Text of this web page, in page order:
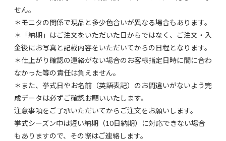
せん。
＊モニタの関係で現品と多少色合いが異なる場合もあります。
＊「納期」はご注文をいただいた日からではなく、ご注文・入
金後にお写真と記載内容をいただいてからの日程となります。
＊仕上がり確認の連絡がない場合のお客様指定日時に間に合わ
なかった等の責任は負えません。
＊また、挙式日やお名前（英語表記）のお間違いがないよう完
成データは必ずご確認お願いいたします。
注意事項をご了承いただいてからご注文をお願いします。
挙式シーズン中は短い納期（10日納期）に対応できない場合
もありますので、その際はご連絡します。